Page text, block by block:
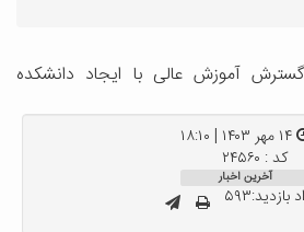
آموزش عالی با ایجاد دانشکده
کد : ۲۴۵۶۰
آخرین اخبار